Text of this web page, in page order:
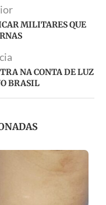
MILITARES QUE
NA CONTA DE LUZ
BRASIL